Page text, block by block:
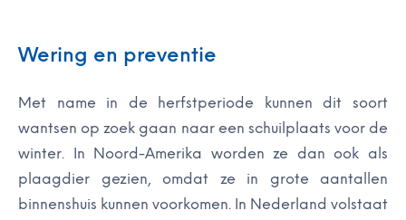
Wering en preventie
Met name in de herfstperiode kunnen dit soort
wantsen op zoek gaan naar een schuilplaats voor de
winter. In Noord-Amerika worden ze dan ook als
plaagdier gezien, omdat ze in grote aantallen
binnenshuis kunnen voorkomen. In Nederland volstaat